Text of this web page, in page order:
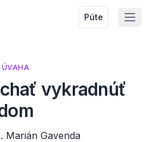
Púte
ÚVAHA
vykradnúť
Marián Gavenda